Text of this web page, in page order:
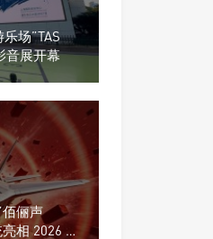
场”TAS
音展开幕
俪声
相 2026 北